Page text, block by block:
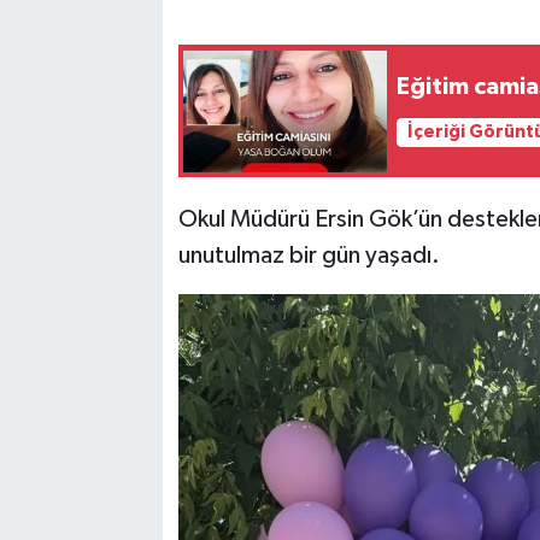
Eğitim
İçeriği
Okul Müdürü Ersin Gök’ün
unutulmaz bir gün yaşadı.